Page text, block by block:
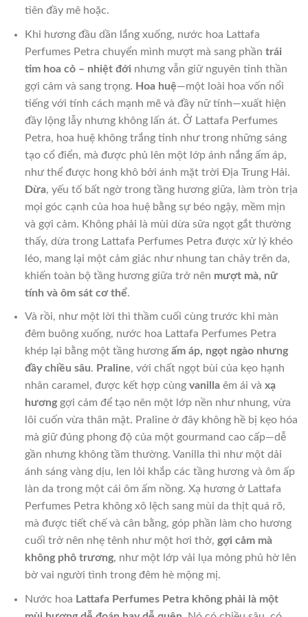
tiên đầy mê hoặc.
Khi hương đầu dần lắng xuống, nước hoa Lattafa
Perfumes Petra chuyển mình mượt mà sang phần trái
tim hoa cỏ – nhiệt đới nhưng vẫn giữ nguyên tinh thần
gợi cảm và sang trọng. Hoa huệ—một loài hoa vốn nổi
tiếng với tính cách mạnh mẽ và đầy nữ tính—xuất hiện
đầy lộng lẫy nhưng không lấn át. Ở Lattafa Perfumes
Petra, hoa huệ không trắng tinh như trong những sáng
tạo cổ điển, mà được phủ lên một lớp ánh nắng ấm áp,
như thể được hong khô bởi ánh mặt trời Địa Trung Hải.
Dừa, yếu tố bất ngờ trong tầng hương giữa, làm tròn trịa
mọi góc cạnh của hoa huệ bằng sự béo ngậy, mềm mịn
và gợi cảm. Không phải là mùi dừa sữa ngọt gắt thường
thấy, dừa trong Lattafa Perfumes Petra được xử lý khéo
léo, mang lại một cảm giác như nhung tan chảy trên da,
khiến toàn bộ tầng hương giữa trở nên mượt mà, nữ
tính và ôm sát cơ thể.
Và rồi, như một lời thì thầm cuối cùng trước khi màn
đêm buông xuống, nước hoa Lattafa Perfumes Petra
khép lại bằng một tầng hương ấm áp, ngọt ngào nhưng
đầy chiều sâu. Praline, với chất ngọt bùi của kẹo hạnh
nhân caramel, được kết hợp cùng vanillaêm ái và xạ
hươnggợi cảm để tạo nên một lớp nền như nhung, vừa
lôi cuốn vừa thân mật. Praline ở đây không hề bị kẹo hóa
mà giữ đúng phong độ của một gourmand cao cấp—dễ
gần nhưng không tầm thường. Vanilla thì như một dải
ánh sáng vàng dịu, len lỏi khắp các tầng hương và ôm ấp
làn da trong một cái ôm ấm nồng. Xạ hương ở Lattafa
Perfumes Petra không xô lệch sang mùi da thịt quá rõ,
mà được tiết chế và cân bằng, góp phần làm cho hương
cuối trở nên nhẹ tênh như một hơi thở, gợi cảm mà
không phô trương, như một lớp vải lụa mỏng phủ hờ lên
bờ vai người tình trong đêm hè mộng mị.
Nước hoa Lattafa Perfumes Petra không phải là một